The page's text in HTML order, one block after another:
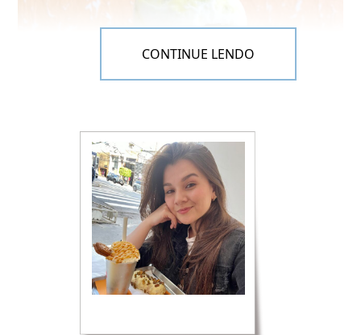
Mil folhas de doce de leite – L’Entrecôte de Paris
Sorvete de torta de limão | Chups
CONTINUE LENDO